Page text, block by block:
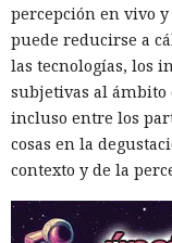
percepción en vivo
puede reducirse a
las tecnologías, los
subjetivas al ámbito
incluso entre los
cosas en la
contexto y de la